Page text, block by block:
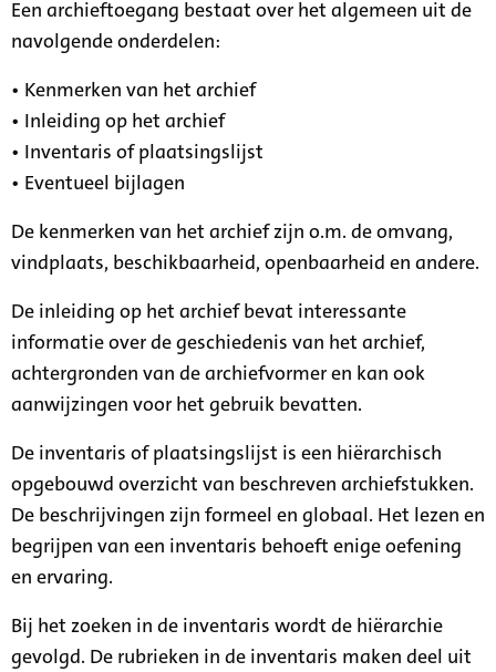
Een archieftoegang bestaat over het algemeen uit de
navolgende onderdelen:
• Kenmerken van het archief
• Inleiding op het archief
• Inventaris of plaatsingslijst
• Eventueel bijlagen
De kenmerken van het archief zijn o.m. de omvang,
vindplaats, beschikbaarheid, openbaarheid en andere.
De inleiding op het archief bevat interessante
informatie over de geschiedenis van het archief,
achtergronden van de archiefvormer en kan ook
aanwijzingen voor het gebruik bevatten.
De inventaris of plaatsingslijst is een hiërarchisch
opgebouwd overzicht van beschreven archiefstukken.
De beschrijvingen zijn formeel en globaal. Het lezen en
begrijpen van een inventaris behoeft enige oefening
en ervaring.
Bij het zoeken in de inventaris wordt de hiërarchie
gevolgd. De rubrieken in de inventaris maken deel uit